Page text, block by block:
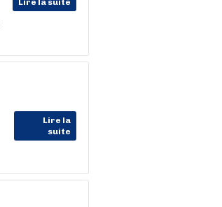
Lire la suite
Lire la
suite